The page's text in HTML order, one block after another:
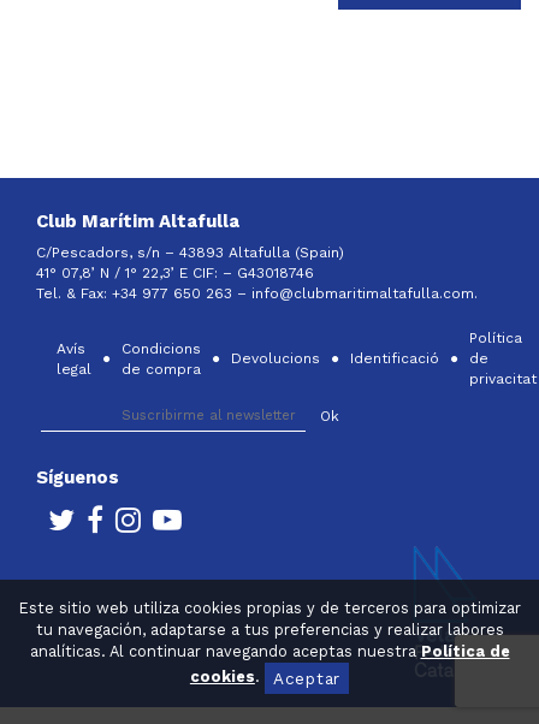
Este sitio web utiliza cookies propias y de terceros para optimizar
tu navegación, adaptarse a tus preferencias y realizar labores
analíticas. Al continuar navegando aceptas nuestra Política de
cookies. Aceptar
Club Marítim Altafulla
C/Pescadors, s/n – 43893 Altafulla (Spain)
41° 07,8’ N / 1° 22,3’ E CIF: – G43018746
Tel. & Fax: +34 977 650 263 – info@clubmaritimaltafulla.com.
Avís
legal
Condicions
de compra
Devolucions Identificació
Política
de
privacitat
Síguenos